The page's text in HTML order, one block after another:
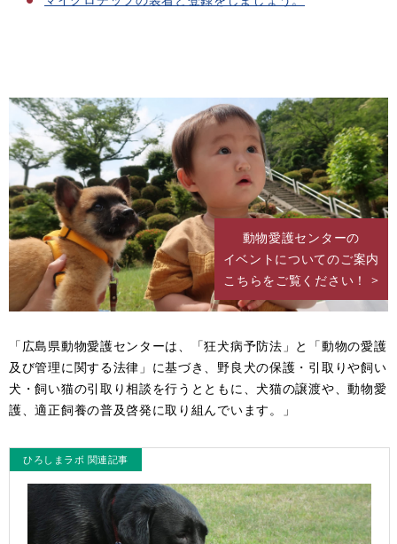
動物愛護センターの
イベントについてのご案内
こちらをご覧ください！ >
「広島県動物愛護センターは、「狂犬病予防法」と「動物の愛護
及び管理に関する法律」に基づき、野良犬の保護・引取りや飼い
犬・飼い猫の引取り相談を行うとともに、犬猫の譲渡や、動物愛
護、適正飼養の普及啓発に取り組んでいます。」
ひろしまラボ 関連記事